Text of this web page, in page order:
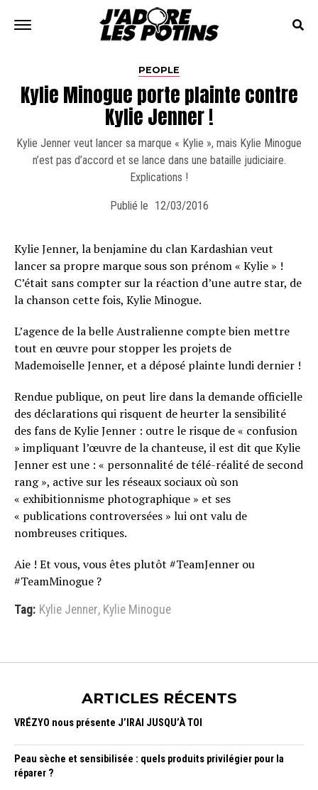
PEOPLE
Kylie Minogue porte plainte contre
Kylie Jenner !
Kylie Jenner veut lancer sa marque « Kylie », mais Kylie Minogue
n’est pas d’accord et se lance dans une bataille judiciaire.
Explications !
Publié le 12/03/2016
Kylie Jenner, la benjamine du clan Kardashian veut
lancer sa propre marque sous son prénom « Kylie » !
C’était sans compter sur la réaction d’une autre star, de
la chanson cette fois, Kylie Minogue.
L’agence de la belle Australienne compte bien mettre
tout en œuvre pour stopper les projets de
Mademoiselle Jenner, et a déposé plainte lundi dernier !
Rendue publique, on peut lire dans la demande officielle
des déclarations qui risquent de heurter la sensibilité
des fans de Kylie Jenner : outre le risque de « confusion
» impliquant l’œuvre de la chanteuse, il est dit que Kylie
Jenner est une : « personnalité de télé-réalité de second
rang », active sur les réseaux sociaux où son
« exhibitionnisme photographique » et ses
« publications controversées » lui ont valu de
nombreuses critiques.
Aie ! Et vous, vous êtes plutôt #TeamJenner ou
#TeamMinogue ?
Tag: Kylie Jenner, Kylie Minogue
ARTICLES RÉCENTS
VRÉZYO nous présente J’IRAI JUSQU’À TOI
Peau sèche et sensibilisée : quels produits privilégier pour la
réparer ?